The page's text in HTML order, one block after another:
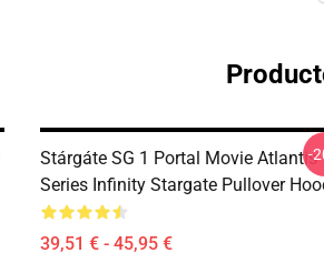
Stárgáte SG 1 Portal Movie Atlantis
Series Infinity Stargate Pullover
39,51 € - 45,95 €
-